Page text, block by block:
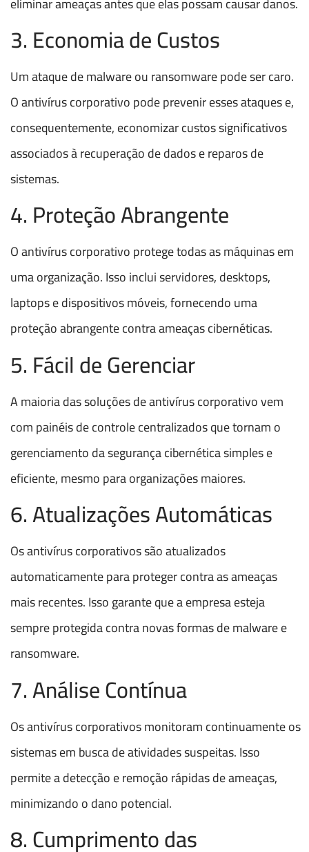
3. Economia de Custos
Um ataque de malware ou ransomware pode ser caro.
O antivírus corporativo pode prevenir esses ataques e,
consequentemente, economizar custos significativos
associados à recuperação de dados e reparos de
sistemas.
4. Proteção Abrangente
O antivírus corporativo protege todas as máquinas em
uma organização. Isso inclui servidores, desktops,
laptops e dispositivos móveis, fornecendo uma
proteção abrangente contra ameaças cibernéticas.
5. Fácil de Gerenciar
A maioria das soluções de antivírus corporativo vem
com painéis de controle centralizados que tornam o
gerenciamento da segurança cibernética simples e
eficiente, mesmo para organizações maiores.
6. Atualizações Automáticas
Os antivírus corporativos são atualizados
automaticamente para proteger contra as ameaças
mais recentes. Isso garante que a empresa esteja
sempre protegida contra novas formas de malware e
ransomware.
7. Análise Contínua
Os antivírus corporativos monitoram continuamente os
sistemas em busca de atividades suspeitas. Isso
permite a detecção e remoção rápidas de ameaças,
minimizando o dano potencial.
8. Cumprimento das